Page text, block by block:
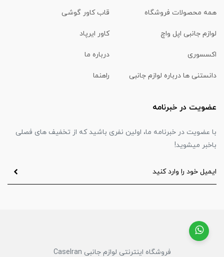
همه محصولات فروشگاه قاب کاور گوشی
لوازم جانبی اپل واچ کاور ایرپاد
اکسسوری درباره ما
دانستنی ها درباره لوازم جانبی راهنما
عضویت در خبرنامه
با عضویت در خبرنامه ما، اولین نفری باشید که از تخفیف های فصلی
باخبر میشوید!
فروشگاه اینترنتی لوازم جانبی CaseIran